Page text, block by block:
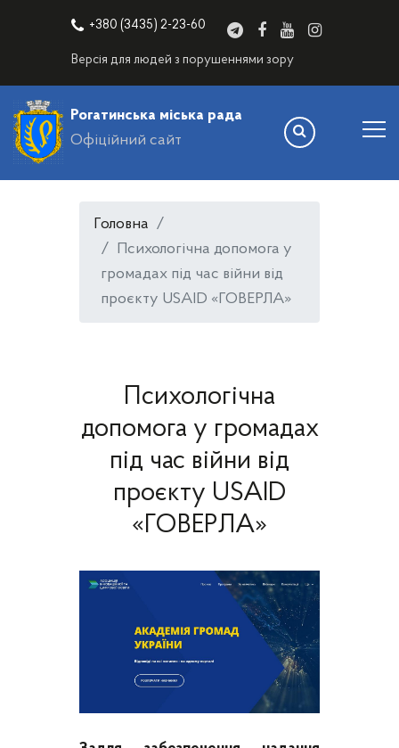
+380 (3435) 2-23-60
Версія для людей з порушеннями зору
Рогатинська міська рада
Офіційний сайт
Головна
Психологічна допомога у
громадах під час війни від
проєкту USAID «ГОВЕРЛА»
Психологічна
допомога у громадах
під час війни від
проєкту USAID
«ГОВЕРЛА»